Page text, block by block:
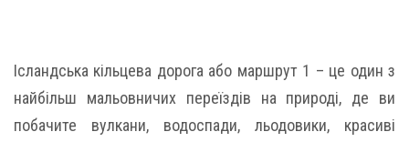
Ісландська кільцева дорога або маршрут 1 – це один з
найбільш мальовничих переїздів на природі, де ви
побачите вулкани, водоспади, льодовики, красиві